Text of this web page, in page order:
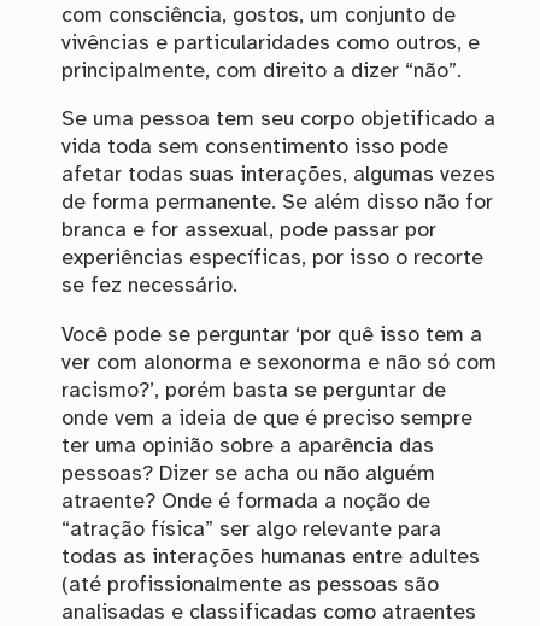
com consciência, gostos, um conjunto de
vivências e particularidades como outros, e
principalmente, com direito a dizer “não”.
Se uma pessoa tem seu corpo objetificado a
vida toda sem consentimento isso pode
afetar todas suas interações, algumas vezes
de forma permanente. Se além disso não for
branca e for assexual, pode passar por
experiências específicas, por isso o recorte
se fez necessário.
Você pode se perguntar ‘por quê isso tem a
ver com alonorma e sexonorma e não só com
racismo?’, porém basta se perguntar de
onde vem a ideia de que é preciso sempre
ter uma opinião sobre a aparência das
pessoas? Dizer se acha ou não alguém
atraente? Onde é formada a noção de
“atração física” ser algo relevante para
todas as interações humanas entre adultes
(até profissionalmente as pessoas são
analisadas e classificadas como atraentes